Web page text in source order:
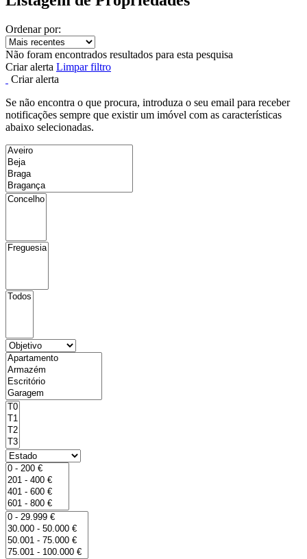
Ordenar por:
Não foram encontrados resultados para esta pesquisa
Criar alerta Limpar filtro
Criar alerta
Se não encontra o que procura, introduza o seu email para receber
notificações sempre que existir um imóvel com as características
abaixo selecionadas.